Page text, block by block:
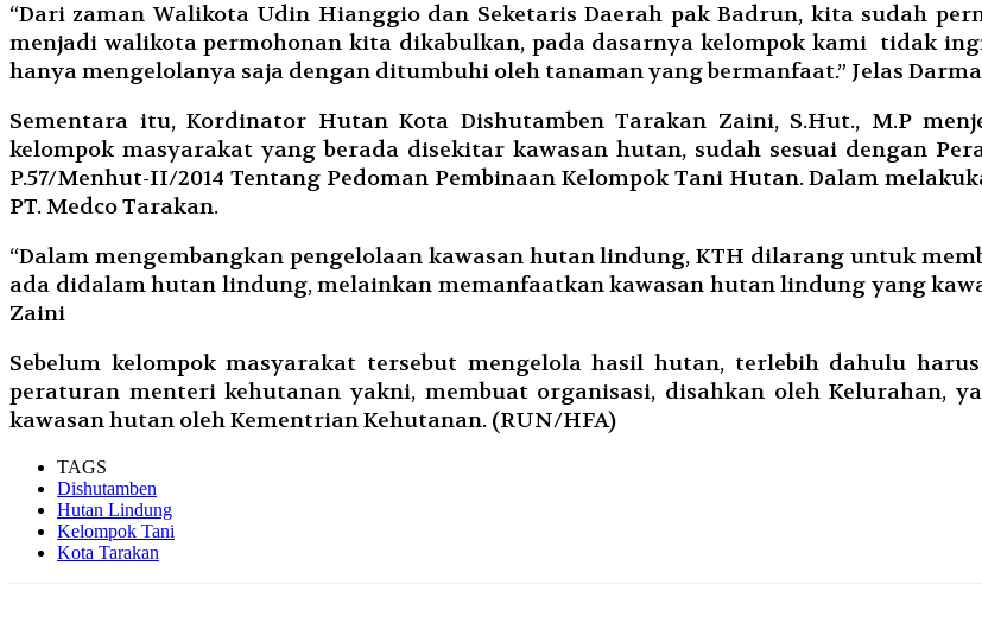
“Dari zaman Walikota Udin Hianggio dan Seketaris Daerah pak Badrun, kita sudah
menjadi walikota permohonan kita dikabulkan, pada dasarnya kelompok kami tidak
hanya mengelolanya saja dengan ditumbuhi oleh tanaman yang bermanfaat.” Jelas
Sementara itu, Kordinator Hutan Kota Dishutamben Tarakan Zaini, S.Hut., M.P
kelompok masyarakat yang berada disekitar kawasan hutan, sudah sesuai dengan
P.57/Menhut-II/2014 Tentang Pedoman Pembinaan Kelompok Tani Hutan. Dalam
PT. Medco Tarakan.
“Dalam mengembangkan pengelolaan kawasan hutan lindung, KTH dilarang untuk
ada didalam hutan lindung, melainkan memanfaatkan kawasan hutan lindung yang
Zaini
Sebelum kelompok masyarakat tersebut mengelola hasil hutan, terlebih dahulu
peraturan menteri kehutanan yakni, membuat organisasi, disahkan oleh Kelurahan,
kawasan hutan oleh Kementrian Kehutanan. (RUN/HFA)
TAGS
Dishutamben
Hutan Lindung
Kelompok Tani
Kota Tarakan